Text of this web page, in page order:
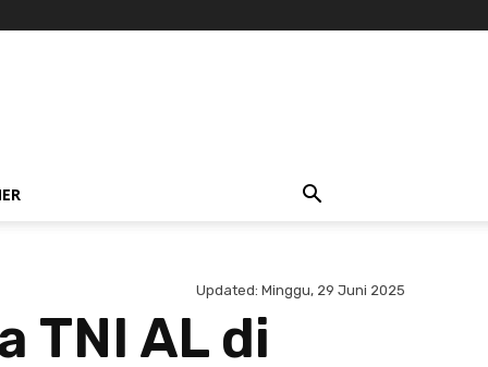
Updated: Minggu, 29 Juni 2025
TNI AL di